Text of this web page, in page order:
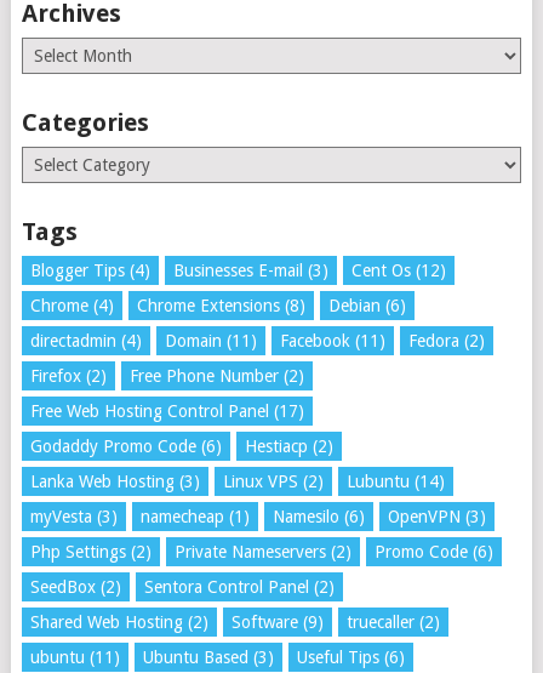
Archives
Archives
Categories
Categories
Tags
Blogger Tips(4) Businesses E-mail (3) Cent Os(12)
Chrome(4) Chrome Extensions(8) Debian (6)
directadmin (4) Domain (11) Facebook (11) Fedora (2)
Firefox(2) Free Phone Number(2)
Free Web Hosting Control Panel (17)
Godaddy Promo Code(6) Hestiacp (2)
Lanka Web Hosting(3) Linux VPS (2) Lubuntu (14)
myVesta (3) namecheap (1) Namesilo (6) OpenVPN (3)
Php Settings(2) Private Nameservers(2) Promo Code(6)
SeedBox(2) Sentora Control Panel (2)
Shared Web Hosting(2) Software(9) truecaller(2)
ubuntu (11) Ubuntu Based (3) Useful Tips(6)